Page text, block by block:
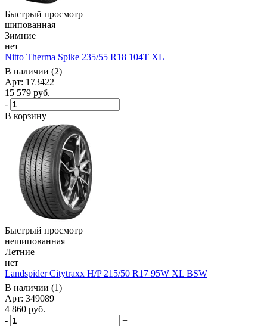
Быстрый просмотр
шипованная
Зимние
нет
Nitto Therma Spike 235/55 R18 104T XL
В наличии (2)
Арт: 173422
15 579 руб.
-
+
В корзину
Быстрый просмотр
нешипованная
Летние
нет
Landspider Citytraxx H/P 215/50 R17 95W XL BSW
В наличии (1)
Арт: 349089
4 860 руб.
-
+